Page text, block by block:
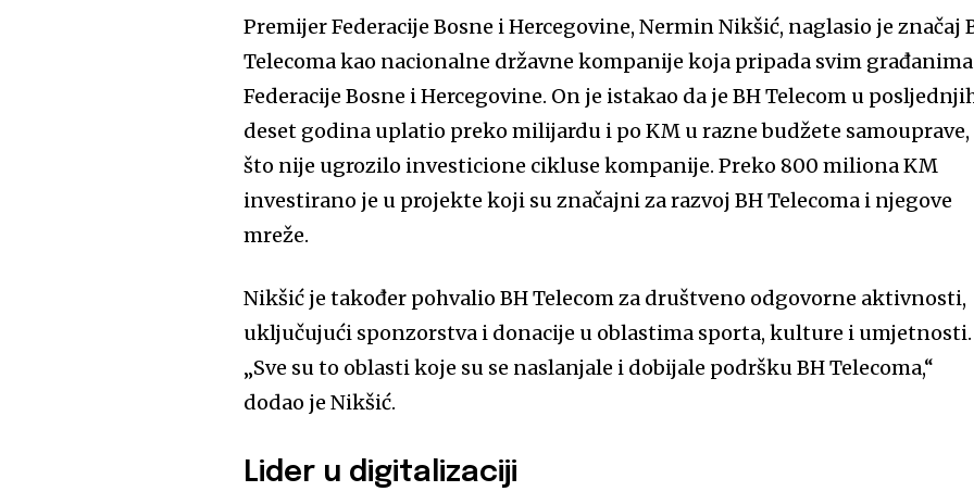
Premijer Federacije Bosne i Hercegovine, Nermin Nikšić, naglasio je značaj
Telecoma kao nacionalne državne kompanije koja pripada svim građanima
Federacije Bosne i Hercegovine. On je istakao da je BH Telecom u
deset godina uplatio preko milijardu i po KM u razne budžete samouprave,
što nije ugrozilo investicione cikluse kompanije. Preko 800 miliona KM
investirano je u projekte koji su značajni za razvoj BH Telecoma i njegove
mreže.
Nikšić je također pohvalio BH Telecom za društveno odgovorne aktivnosti,
uključujući sponzorstva i donacije u oblastima sporta, kulture i umjetnosti.
„Sve su to oblasti koje su se naslanjale i dobijale podršku BH Telecoma,“
dodao je Nikšić.
Lider u digitalizaciji